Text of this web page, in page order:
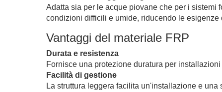
Adatta sia per le acque piovane che per i sistemi
condizioni difficili e umide, riducendo le esigenze
Vantaggi del materiale FRP
Durata e resistenza
Fornisce una protezione duratura per
Facilità di gestione
La struttura leggera facilita un'installazione e